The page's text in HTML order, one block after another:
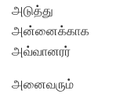
அடுத்து
அன்னைக்காக
அவ்வானரர்
அனைவரும்